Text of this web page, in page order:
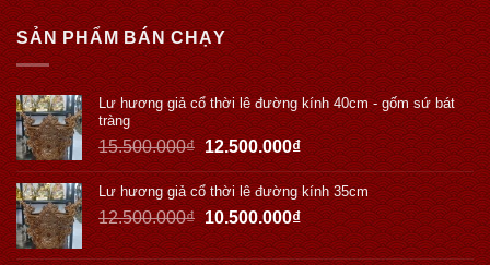
SẢN PHẨM BÁN CHẠY
Lư hương giả cổ thời lê đường kính 40cm - gốm sứ bát
tràng
15.500.000₫ 12.500.000₫
Lư hương giả cổ thời lê đường kính 35cm
12.500.000₫ 10.500.000₫